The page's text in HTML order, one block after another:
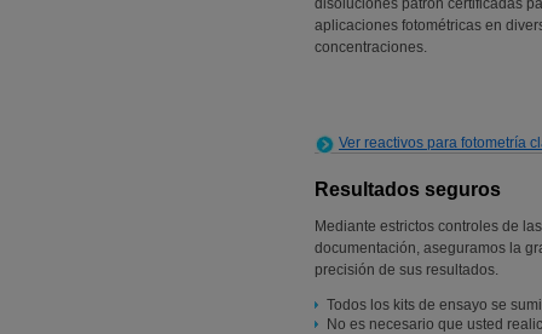
disoluciones patrón certificadas
aplicaciones fotométricas en
concentraciones.
Ver reactivos para fotometría
Resultados seguros
Mediante estrictos controles de
documentación, aseguramos la
precisión de sus resultados.
Todos los kits de ensayo se
No es necesario que usted